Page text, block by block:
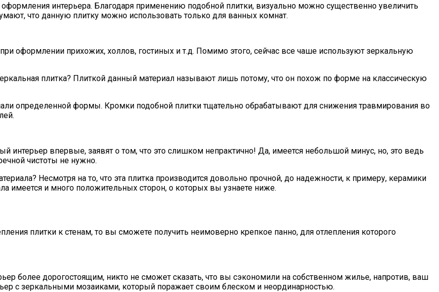
интерьера. Благодаря применению подобной плитки, визуально можно существенно увеличить
что данную плитку можно использовать только для ванных комнат.
оформлении прихожих, холлов, гостиных и т.д. Помимо этого, сейчас все чаше используют зеркальную
плитка? Плиткой данный материал называют лишь потому, что он похож по форме на классическую
определенной формы. Кромки подобной плитки тщательно обрабатывают для снижения травмирования во
интерьер впервые, заявят о том, что это слишком непрактично! Да, имеется небольшой минус, но, это ведь
чистоты не нужно.
Несмотря на то, что эта плитка производится довольно прочной, до надежности, к примеру, керамики
имеется и много положительных сторон, о которых вы узнаете ниже.
плитки к стенам, то вы сможете получить неимоверно крепкое панно, для отлепления которого
более дорогостоящим, никто не сможет сказать, что вы сэкономили на собственном жилье, напротив, ваш
с зеркальными мозаиками, который поражает своим блеском и неординарностью.